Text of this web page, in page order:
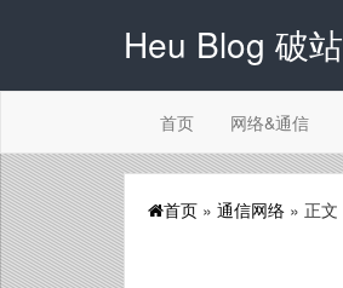
Heu Blog 破站
首页 网络&通信
首页 » 通信网络 » 正文